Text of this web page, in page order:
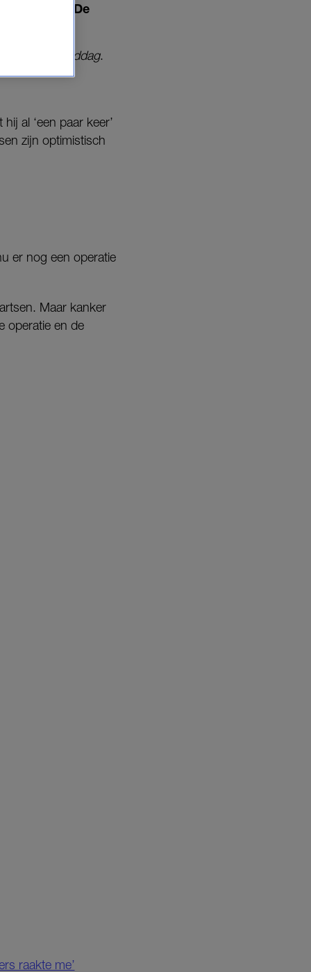
De
2.
Wild in De Middag.
al ‘een paar keer’
zijn optimistisch
er nog een operatie
Maar kanker
operatie en de
raakte me’